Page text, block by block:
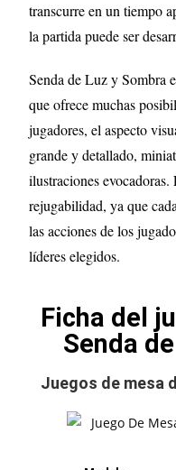
transcurre en un tiempo
la partida puede ser
Senda de Luz y Sombra
que ofrece muchas
jugadores, el aspecto
grande y detallado,
ilustraciones
rejugabilidad, ya que
las acciones de los
líderes elegidos.
Ficha del
Senda
Juegos de mesa